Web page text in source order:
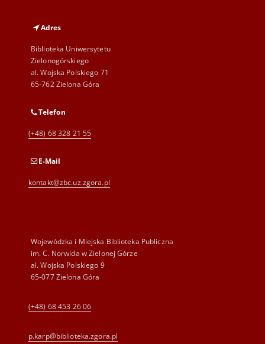
Adres
Biblioteka Uniwersytetu
Zielonogórskiego
al. Wojska Polskiego 71
65-762 Zielona Góra
Telefon
(+48) 68 328 21 55
E-Mail
kontakt@zbc.uz.zgora.pl
Wojewódzka i Miejska Biblioteka Publiczna
im. C. Norwida w Zielonej Górze
al. Wojska Polskiego 9
65-077 Zielona Góra
(+48) 68 453 26 06
p.karp@biblioteka.zgora.pl